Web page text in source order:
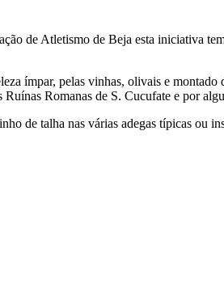
de Atletismo de Beja esta iniciativa
ímpar, pelas vinhas, olivais e montado
Romanas de S. Cucufate e por
de talha nas várias adegas típicas ou